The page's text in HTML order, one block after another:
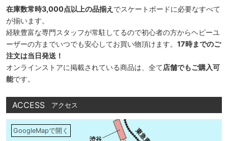
在庫数常時3,000点以上の品揃え でスケートボードに必要なすべて
が揃います。
経験豊富な専門スタッフが常駐してるので初心者の方からヘビーユ
ーザーの方までいつでも安心してお買い物頂けます。 17時までのご
注文は当日発送！
オンラインストアに掲載されている商品は、全て店舗でもご購入可
能です。
ACCESS アクセス
GoogleMapで開く